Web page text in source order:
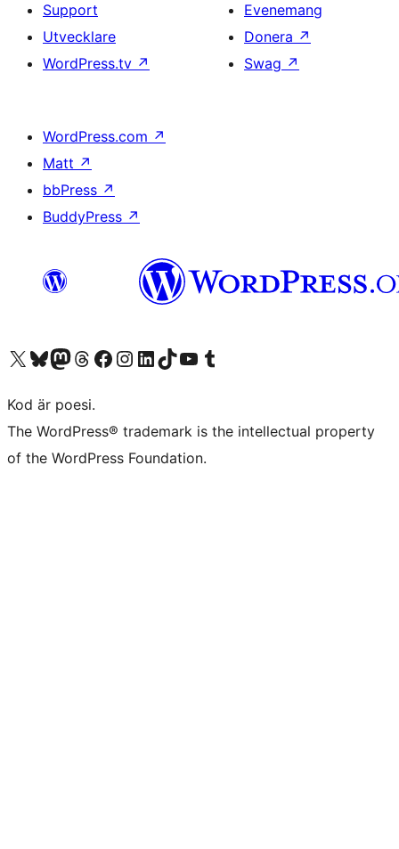
Support
Utvecklare
WordPress.tv ↗
Evenemang
Donera ↗
Swag ↗
WordPress.com ↗
Matt ↗
bbPress ↗
BuddyPress ↗
Besök vår X-konto (f.d. Twitter)
Besök vårt Bluesky-konto
Besök vårt Mastodon-konto
Besök vårt Thread-konto
Besök vår Facebook-sidaBesök vårt Instagram-konto
Besök vårt LinkedIn-konto
Besök vårt TikTok-konto
Besök vår YouTube-kanalBesök vårt Tumblr-konto
Kod är poesi.
The WordPress® trademark is the intellectual property
of the WordPress Foundation.